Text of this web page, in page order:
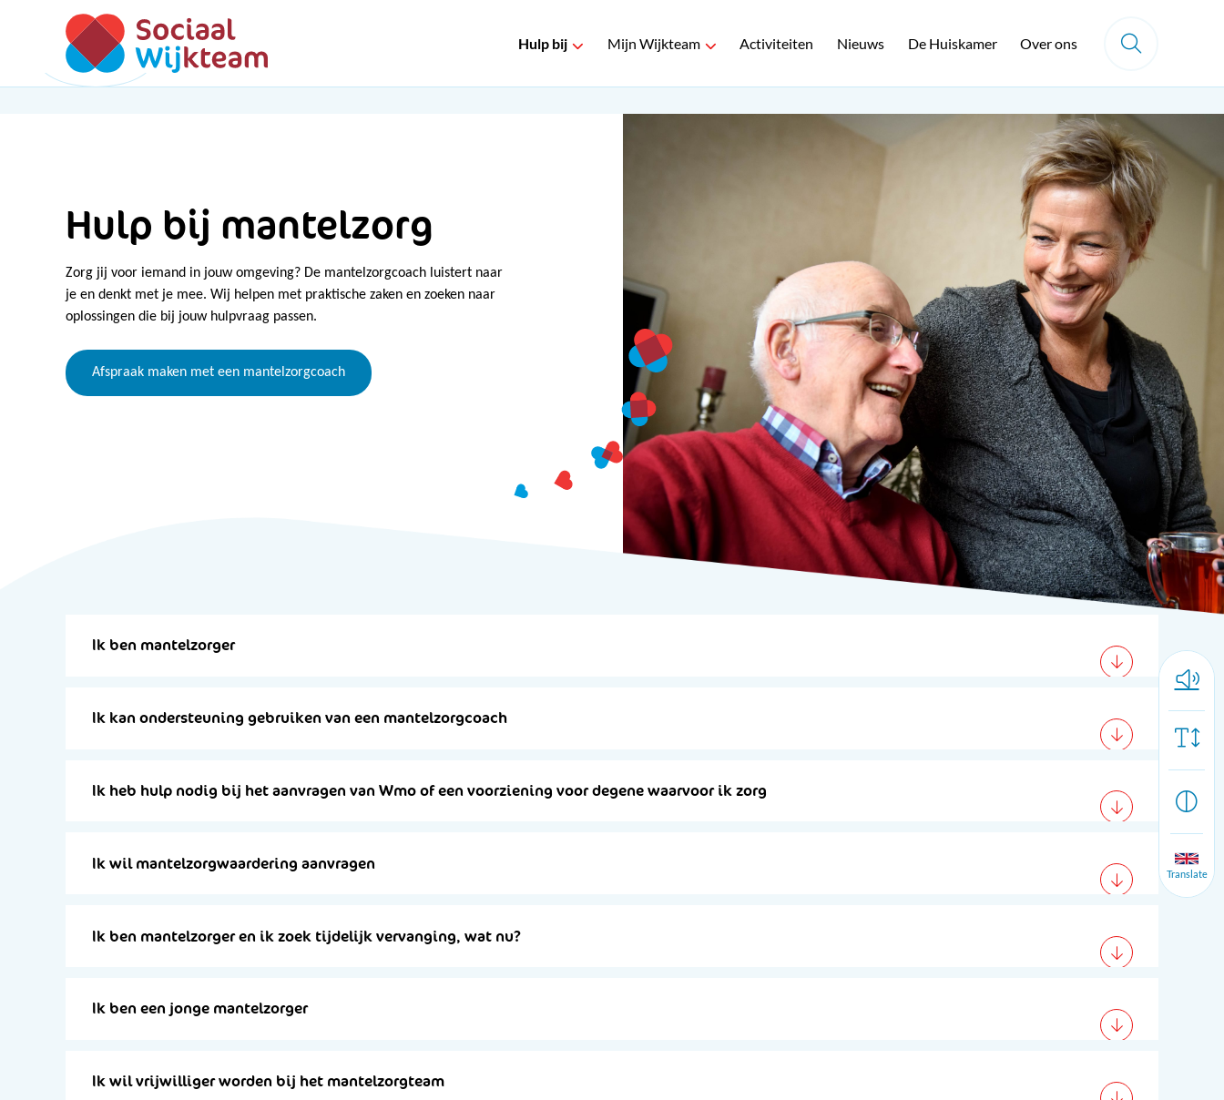
Hulp bij Mijn Wijkteam Activiteiten Nieuws De Huiskamer Over ons
Translate
Hulp bij mantelzorg
Zorg jij voor iemand in jouw omgeving? De mantelzorgcoach luistert naar
je en denkt met je mee. Wij helpen met praktische zaken en zoeken naar
oplossingen die bij jouw hulpvraag passen.
Afspraak maken met een mantelzorgcoach
Ik ben mantelzorger
Ik kan ondersteuning gebruiken van een mantelzorgcoach
Ik heb hulp nodig bij het aanvragen van Wmo of een voorziening voor degene waarvoor ik zorg
Ik wil mantelzorgwaardering aanvragen
Ik ben mantelzorger en ik zoek tijdelijk vervanging, wat nu?
Ik ben een jonge mantelzorger
Ik wil vrijwilliger worden bij het mantelzorgteam